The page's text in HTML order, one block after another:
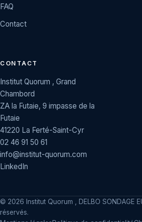
FAQ
Contact
CONTACT
Institut Quorum , Grand
Chambord
ZA la Futaie, 9 impasse de la
Futaie
41220 La Ferté-Saint-Cyr
02 46 91 50 61
info@institut-quorum.com
LinkedIn
© 2026 Institut Quorum , DELBO SONDAGE
réservés.